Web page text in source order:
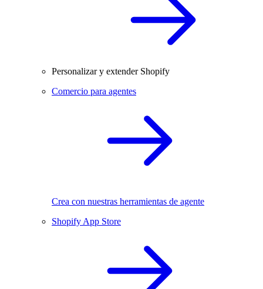
Personalizar y extender Shopify
Comercio para agentes
Crea con nuestras herramientas de agente
Shopify App Store